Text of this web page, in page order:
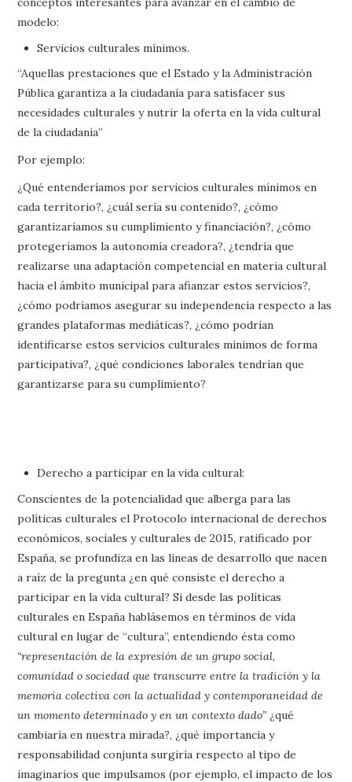
modelo:
Servicios culturales mínimos.
“Aquellas prestaciones que el Estado y la Administración
Pública garantiza a la ciudadanía para satisfacer sus
necesidades culturales y nutrir la oferta en la vida cultural
de la ciudadanía”
Por ejemplo:
¿Qué entenderíamos por servicios culturales mínimos en
cada territorio?, ¿cuál sería su contenido?, ¿cómo
garantizaríamos su cumplimiento y financiación?, ¿cómo
protegeríamos la autonomía creadora?, ¿tendría que
realizarse una adaptación competencial en materia cultural
hacia el ámbito municipal para afianzar estos servicios?,
¿cómo podríamos asegurar su independencia respecto a las
grandes plataformas mediáticas?, ¿cómo podrían
identificarse estos servicios culturales mínimos de forma
participativa?, ¿qué condiciones laborales tendrían que
garantizarse para su cumplimiento?
Derecho a participar en la vida cultural:
Conscientes de la potencialidad que alberga para las
políticas culturales el Protocolo internacional de derechos
económicos, sociales y culturales de 2015, ratificado por
España, se profundiza en las líneas de desarrollo que nacen
a raíz de la pregunta ¿en qué consiste el derecho a
participar en la vida cultural? Si desde las políticas
culturales en España hablásemos en términos de vida
cultural en lugar de “cultura”, entendiendo ésta como
“representación de la expresión de un grupo social,
comunidad o sociedad que transcurre entre la tradición y la
memoria colectiva con la actualidad y contemporaneidad de
un momento determinado y en un contexto dado” ¿qué
cambiaría en nuestra mirada?, ¿qué importancia y
responsabilidad conjunta surgiría respecto al tipo de
imaginarios que impulsamos (por ejemplo, el impacto de los